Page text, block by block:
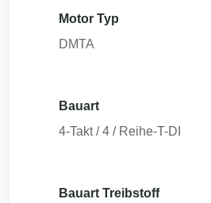
Motor Typ
DMTA
Bauart
4-Takt / 4 / Reihe-T-DI
Bauart Treibstoff